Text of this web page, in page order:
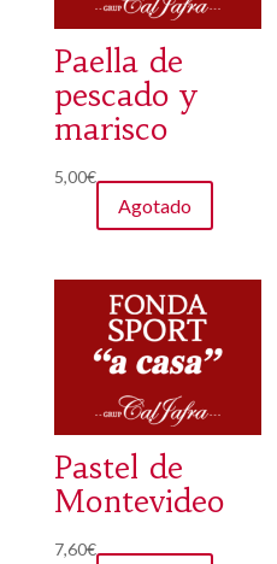
Paella de
pescado y
marisco
5,00€
Agotado
Pastel de
Montevideo
7,60€